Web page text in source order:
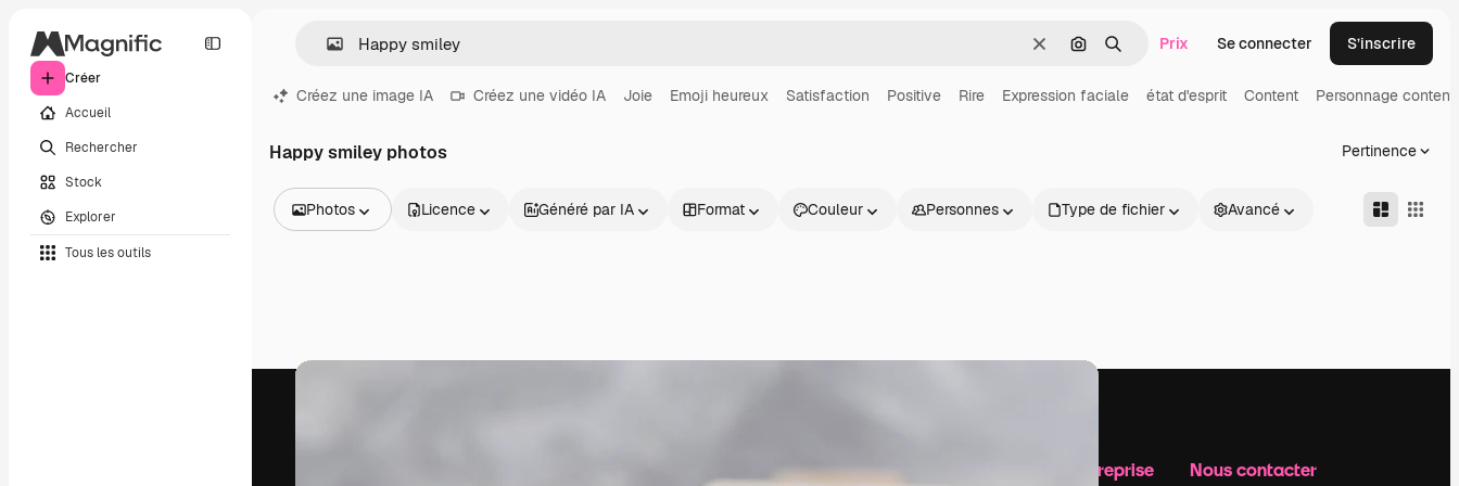
Créer
Accueil
Rechercher
Stock
Explorer
Tous les outils
EffacerRechercher par image
Rechercher
Prix Se connecter S’inscrire
Créez une image IA Créez une vidéo IA Joie Emoji heureux Satisfaction Positive Rire Expression faciale état d'esprit Content Personnage content
Happy smiley photos Pertinence
Photos
Vidéos
Licence Généré par IA Format Couleur Personnes Type de fichier Avancé
Commencer Notre entreprise Nous contacter